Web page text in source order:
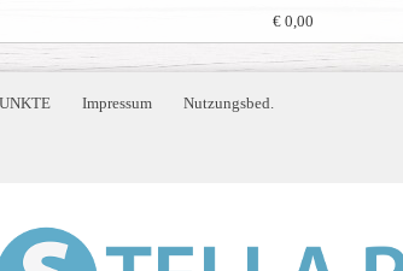
Impressum Nutzungsbed.
€ 0,00